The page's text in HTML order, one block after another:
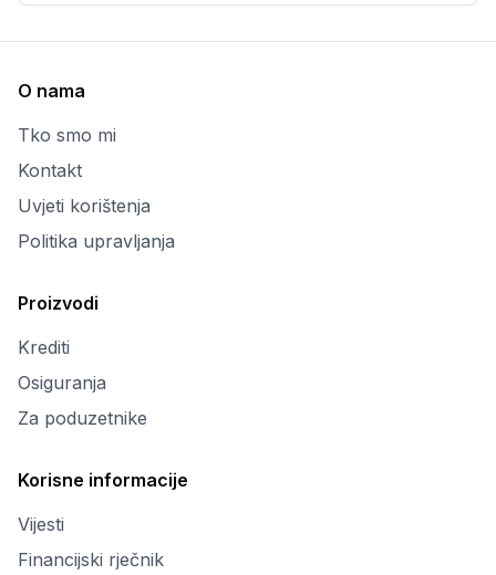
O nama
Tko smo mi
Kontakt
Uvjeti korištenja
Politika upravljanja
Proizvodi
Krediti
Osiguranja
Za poduzetnike
Korisne informacije
Vijesti
Financijski rječnik